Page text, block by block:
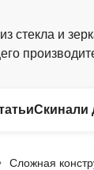
стекла и
Скинали
Сложная